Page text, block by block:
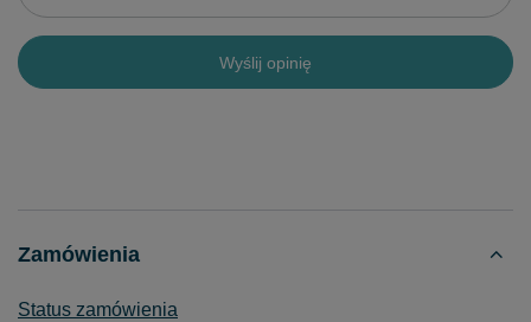
Wyślij opinię
Zamówienia
Status zamówienia